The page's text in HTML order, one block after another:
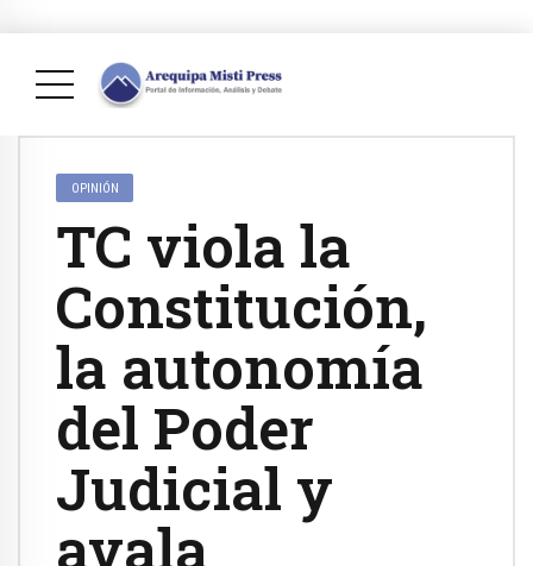
OPINIÓN
TC viola la
Constitución,
la autonomía
del Poder
Judicial y
avala